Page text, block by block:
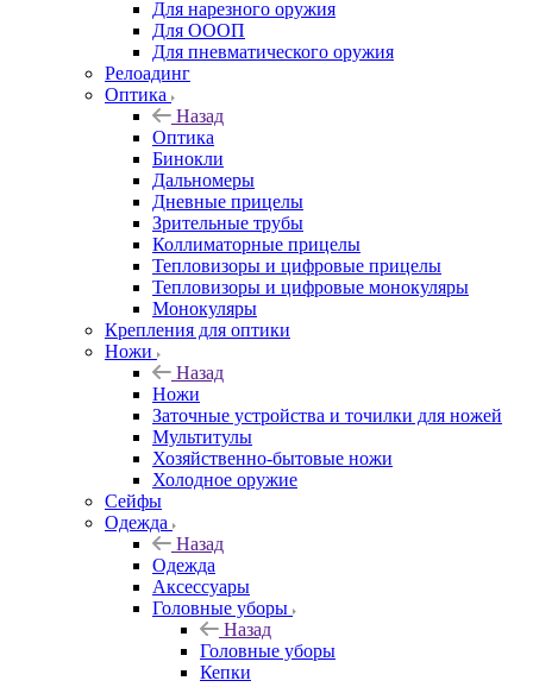
Для нарезного оружия
Для ОООП
Для пневматического оружия
Релоадинг
Оптика
Назад
Оптика
Бинокли
Дальномеры
Дневные прицелы
Зрительные трубы
Коллиматорные прицелы
Тепловизоры и цифровые прицелы
Тепловизоры и цифровые монокуляры
Монокуляры
Крепления для оптики
Ножи
Назад
Ножи
Заточные устройства и точилки для ножей
Мультитулы
Хозяйственно-бытовые ножи
Холодное оружие
Сейфы
Одежда
Назад
Одежда
Аксессуары
Головные уборы
Назад
Головные уборы
Кепки